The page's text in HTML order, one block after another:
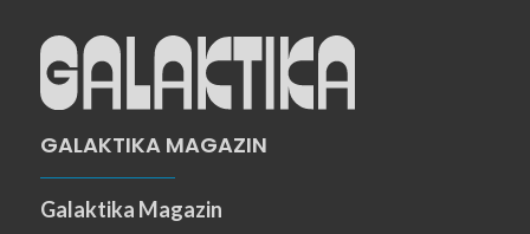
GALAKTIKA MAGAZIN
Galaktika Magazin